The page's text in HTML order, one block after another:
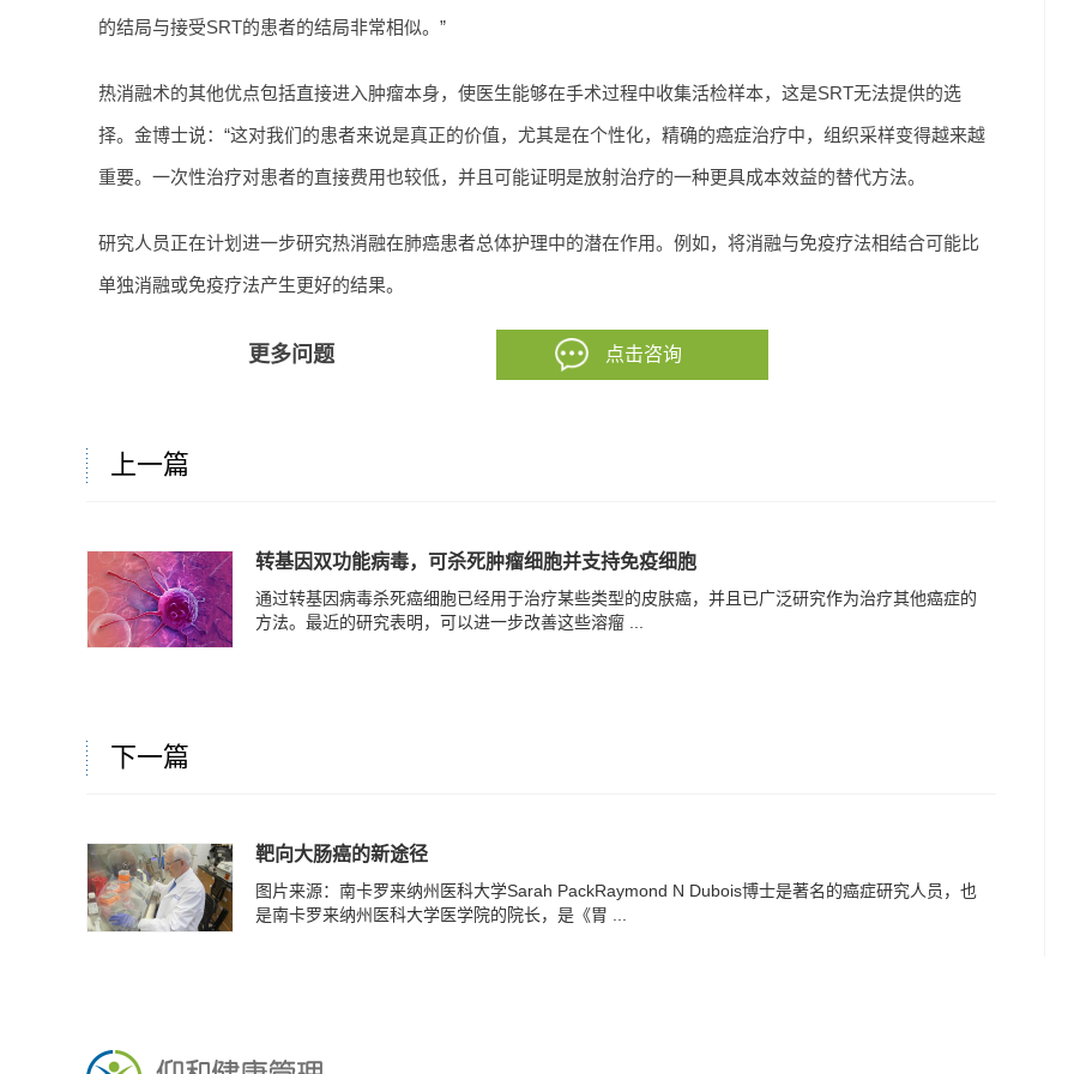
的结局与接受SRT的患者的结局非常相似。”
热消融术的其他优点包括直接进入肿瘤本身，使医生能够在手术过程中收集活检样本，这是SRT无法提供的选
择。金博士说：“这对我们的患者来说是真正的价值，尤其是在个性化，精确的癌症治疗中，组织采样变得越来越
重要。一次性治疗对患者的直接费用也较低，并且可能证明是放射治疗的一种更具成本效益的替代方法。
研究人员正在计划进一步研究热消融在肺癌患者总体护理中的潜在作用。例如，将消融与免疫疗法相结合可能比
单独消融或免疫疗法产生更好的结果。
更多问题 点击咨询
上一篇
转基因双功能病毒，可杀死肿瘤细胞并支持免疫细胞
通过转基因病毒杀死癌细胞已经用于治疗某些类型的皮肤癌，并且已广泛研究作为治疗其他癌症的
方法。最近的研究表明，可以进一步改善这些溶瘤 ...
下一篇
靶向大肠癌的新途径
图片来源：南卡罗来纳州医科大学Sarah PackRaymond N Dubois博士是著名的癌症研究人员，也
是南卡罗来纳州医科大学医学院的院长，是《胃 ...